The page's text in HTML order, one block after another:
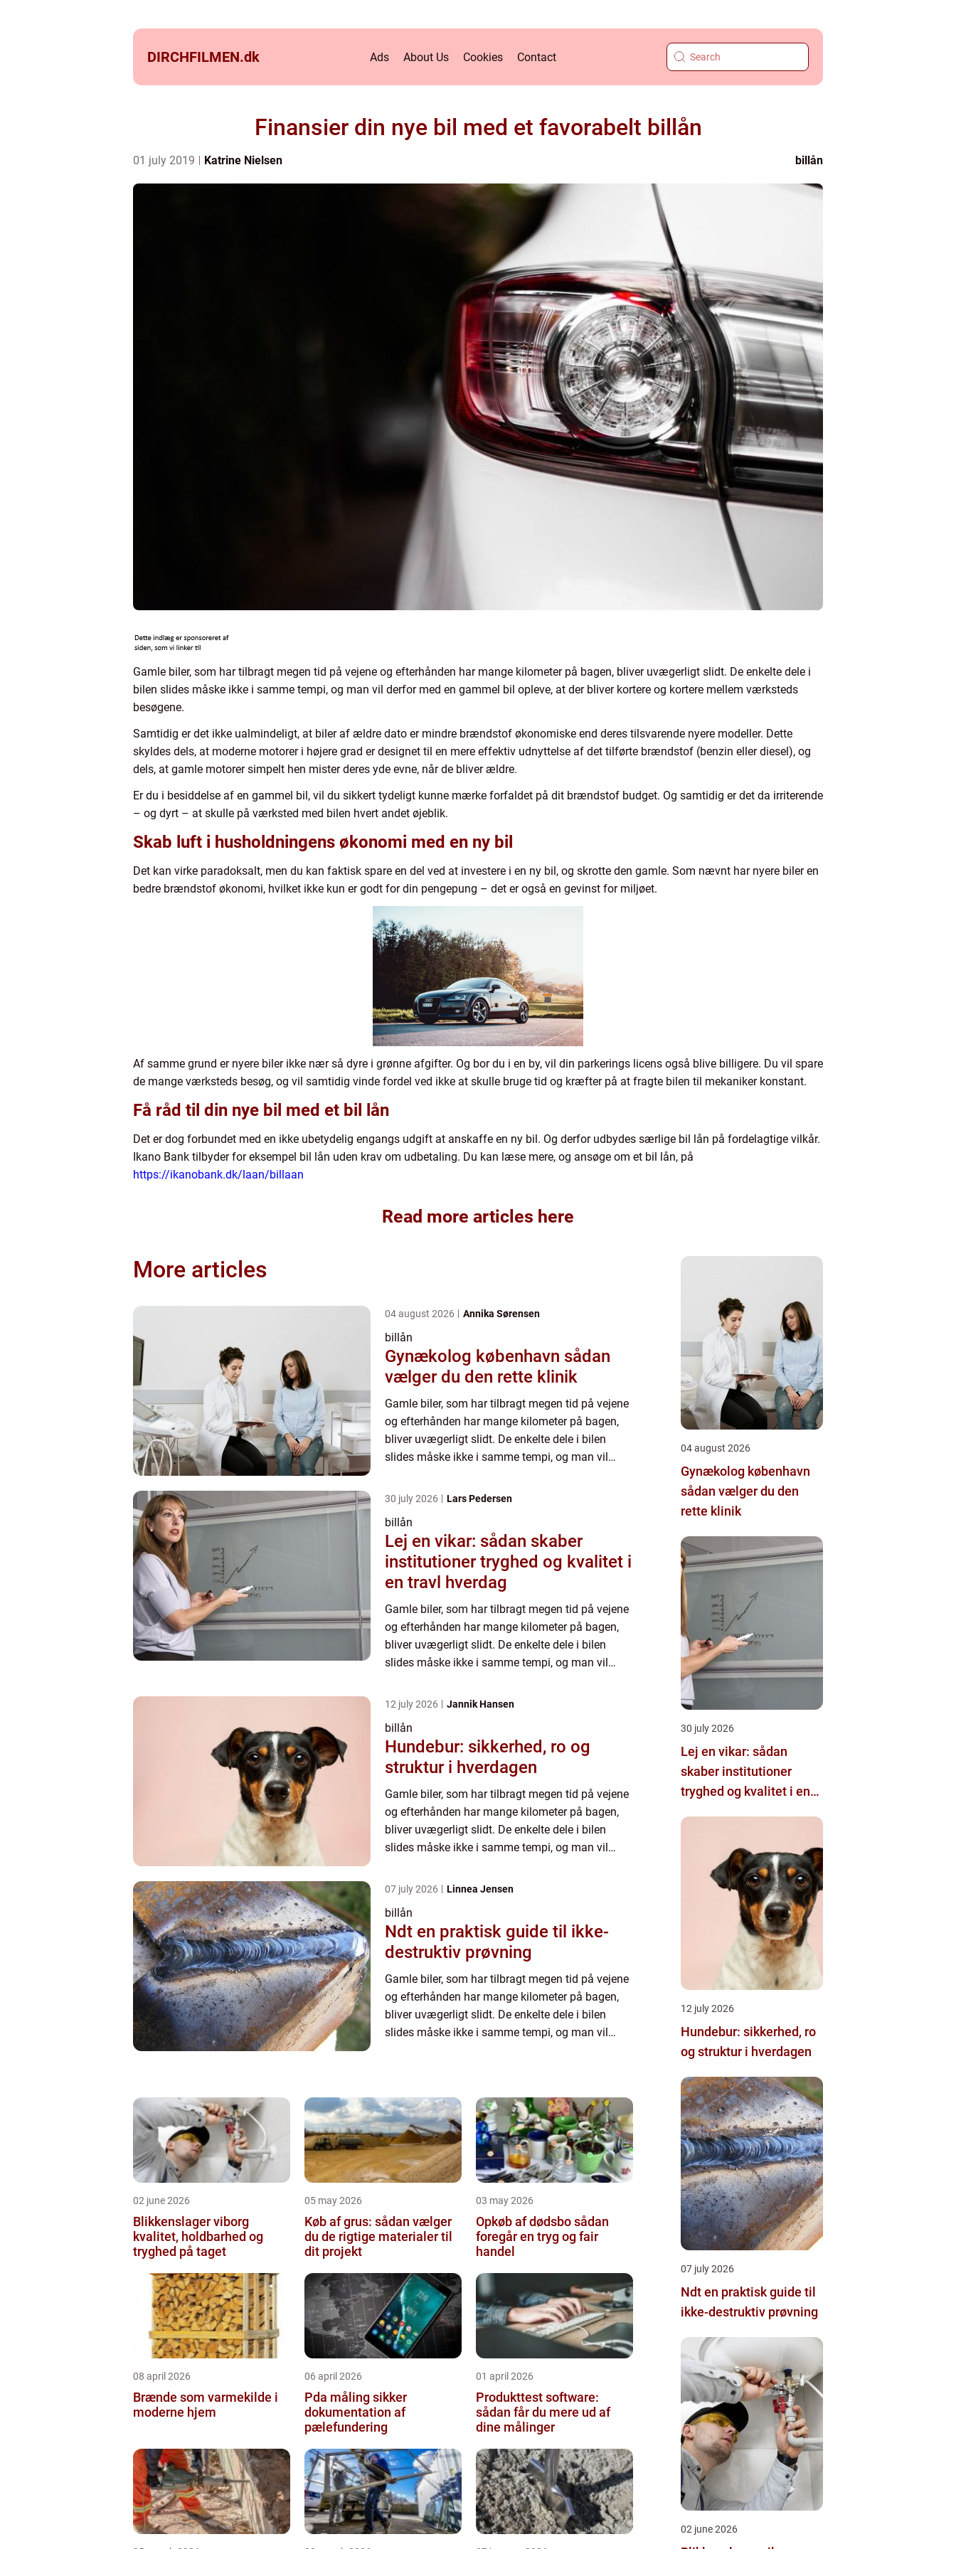
DIRCHFILMEN.dk Ads About Us Cookies Contact
Finansier din nye bil med et favorabelt billån
01 july 2019 Katrine Nielsen billån
Gamle biler, som har tilbragt megen tid på vejene og efterhånden har mange kilometer på bagen, bliver uvægerligt slidt. De enkelte dele i
bilen slides måske ikke i samme tempi, og man vil derfor med en gammel bil opleve, at der bliver kortere og kortere mellem værksteds
besøgene.
Samtidig er det ikke ualmindeligt, at biler af ældre dato er mindre brændstof økonomiske end deres tilsvarende nyere modeller. Dette
skyldes dels, at moderne motorer i højere grad er designet til en mere effektiv udnyttelse af det tilførte brændstof (benzin eller diesel), og
dels, at gamle motorer simpelt hen mister deres yde evne, når de bliver ældre.
Er du i besiddelse af en gammel bil, vil du sikkert tydeligt kunne mærke forfaldet på dit brændstof budget. Og samtidig er det da irriterende
– og dyrt – at skulle på værksted med bilen hvert andet øjeblik.
Skab luft i husholdningens økonomi med en ny bil
Det kan virke paradoksalt, men du kan faktisk spare en del ved at investere i en ny bil, og skrotte den gamle. Som nævnt har nyere biler en
bedre brændstof økonomi, hvilket ikke kun er godt for din pengepung – det er også en gevinst for miljøet.
Af samme grund er nyere biler ikke nær så dyre i grønne afgifter. Og bor du i en by, vil din parkerings licens også blive billigere. Du vil spare
de mange værksteds besøg, og vil samtidig vinde fordel ved ikke at skulle bruge tid og kræfter på at fragte bilen til mekaniker konstant.
Få råd til din nye bil med et bil lån
Det er dog forbundet med en ikke ubetydelig engangs udgift at anskaffe en ny bil. Og derfor udbydes særlige bil lån på fordelagtige vilkår.
Ikano Bank tilbyder for eksempel bil lån uden krav om udbetaling. Du kan læse mere, og ansøge om et bil lån, på
https://ikanobank.dk/laan/billaan
Read more articles here
More articles
04 august 2026 Annika Sørensen
billån
Gynækolog københavn sådan
vælger du den rette klinik
Gamle biler, som har tilbragt megen tid på vejene
og efterhånden har mange kilometer på bagen,
bliver uvægerligt slidt. De enkelte dele i bilen
slides måske ikke i samme tempi, og man vil
30 july 2026 Lars Pedersen
billån
Lej en vikar: sådan skaber
institutioner tryghed og kvalitet i
en travl hverdag
Gamle biler, som har tilbragt megen tid på vejene
og efterhånden har mange kilometer på bagen,
bliver uvægerligt slidt. De enkelte dele i bilen
slides måske ikke i samme tempi, og man vil
12 july 2026 Jannik Hansen
billån
Hundebur: sikkerhed, ro og
struktur i hverdagen
Gamle biler, som har tilbragt megen tid på vejene
og efterhånden har mange kilometer på bagen,
bliver uvægerligt slidt. De enkelte dele i bilen
slides måske ikke i samme tempi, og man vil
07 july 2026 Linnea Jensen
billån
Ndt en praktisk guide til ikke-
destruktiv prøvning
Gamle biler, som har tilbragt megen tid på vejene
og efterhånden har mange kilometer på bagen,
bliver uvægerligt slidt. De enkelte dele i bilen
slides måske ikke i samme tempi, og man vil
02 june 2026
Blikkenslager viborg
kvalitet, holdbarhed og
tryghed på taget
05 may 2026
Køb af grus: sådan vælger
du de rigtige materialer til
dit projekt
03 may 2026
Opkøb af dødsbo sådan
foregår en tryg og fair
handel
08 april 2026
Brænde som varmekilde i
moderne hjem
06 april 2026
Pda måling sikker
dokumentation af
pælefundering
01 april 2026
Produkttest software:
sådan får du mere ud af
dine målinger
04 august 2026
Gynækolog københavn
sådan vælger du den
rette klinik
30 july 2026
Lej en vikar: sådan
skaber institutioner
tryghed og kvalitet i en
12 july 2026
Hundebur: sikkerhed, ro
og struktur i hverdagen
07 july 2026
Ndt en praktisk guide til
ikke-destruktiv prøvning
02 june 2026